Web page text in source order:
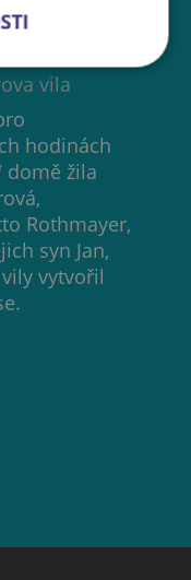
vila
hodinách
domě žila
Rothmayer,
syn Jan,
vytvořil